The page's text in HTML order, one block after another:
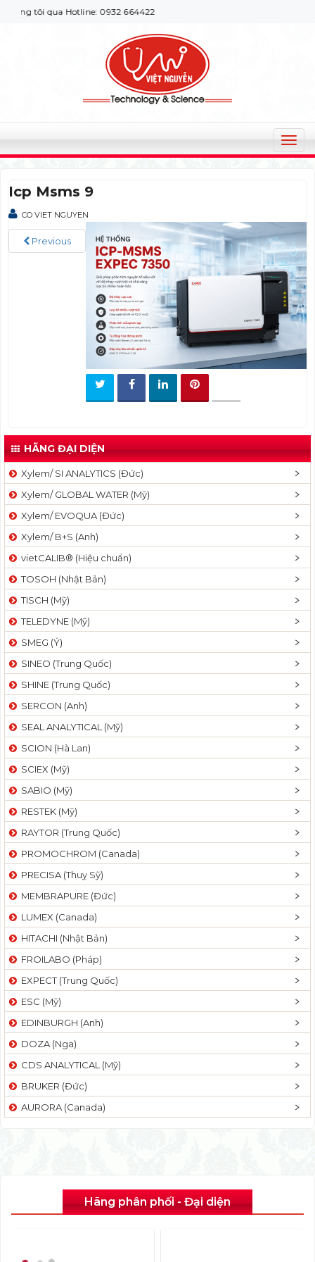
tôi qua Hotline: 0932 664422
T
o
e
n
a
v
i
g
a
o
Icp Msms 9
CO VIET NGUYEN
Previous
HÃNG ĐẠI DIỆN
Xylem/ SI ANALYTICS (Đức)
Xylem/ GLOBAL WATER (Mỹ)
Xylem/ EVOQUA (Đức)
Xylem/ B+S (Anh)
vietCALIB® (Hiệu chuẩn)
TOSOH (Nhật Bản)
TISCH (Mỹ)
TELEDYNE (Mỹ)
SMEG (Ý)
SINEO (Trung Quốc)
SHINE (Trung Quốc)
SERCON (Anh)
SEAL ANALYTICAL (Mỹ)
SCION (Hà Lan)
SCIEX (Mỹ)
SABIO (Mỹ)
RESTEK (Mỹ)
RAYTOR (Trung Quốc)
PROMOCHROM (Canada)
PRECISA (Thuỵ Sỹ)
MEMBRAPURE (Đức)
LUMEX (Canada)
HITACHI (Nhật Bản)
FROILABO (Pháp)
EXPECT (Trung Quốc)
ESC (Mỹ)
EDINBURGH (Anh)
DOZA (Nga)
CDS ANALYTICAL (Mỹ)
BRUKER (Đức)
AURORA (Canada)
Hãng phân phối - Đại diện